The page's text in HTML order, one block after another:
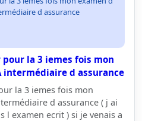
d assurance
la 3 iemes fois mon
intermédiaire d assurance
la 3 iemes fois mon
d assurance ( j ai
l examen ecrit ) si je venais a